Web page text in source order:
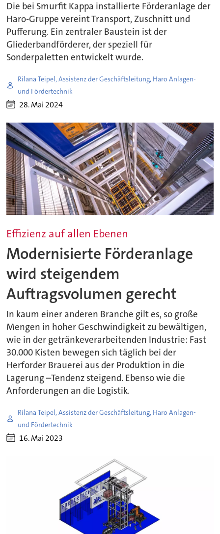
Die bei Smurfit Kappa installierte Förderanlage der
Haro-Gruppe vereint Transport, Zuschnitt und
Pufferung. Ein zentraler Baustein ist der
Gliederbandförderer, der speziell für
Sonderpaletten entwickelt wurde.
Rilana Teipel, Assistenz der Geschäftsleitung, Haro Anlagen-
und Fördertechnik
28. Mai 2024
Effizienz auf allen Ebenen
Modernisierte Förderanlage
wird steigendem
Auftragsvolumen gerecht
In kaum einer anderen Branche gilt es, so große
Mengen in hoher Geschwindigkeit zu bewältigen,
wie in der getränkeverarbeitenden Industrie: Fast
30.000 Kisten bewegen sich täglich bei der
Herforder Brauerei aus der Produktion in die
Lagerung –Tendenz steigend. Ebenso wie die
Anforderungen an die Logistik.
Rilana Teipel, Assistenz der Geschäftsleitung, Haro Anlagen-
und Fördertechnik
16. Mai 2023